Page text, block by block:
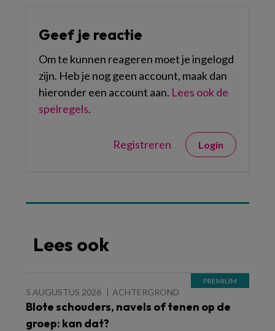
Geef je reactie
Om te kunnen reageren moet je ingelogd
zijn. Heb je nog geen account, maak dan
hieronder een account aan. Lees ook de
spelregels.
Registreren Login
Lees ook
5 AUGUSTUS 2026 ACHTERGROND
Blote schouders, navels of tenen op de
groep: kan dat?